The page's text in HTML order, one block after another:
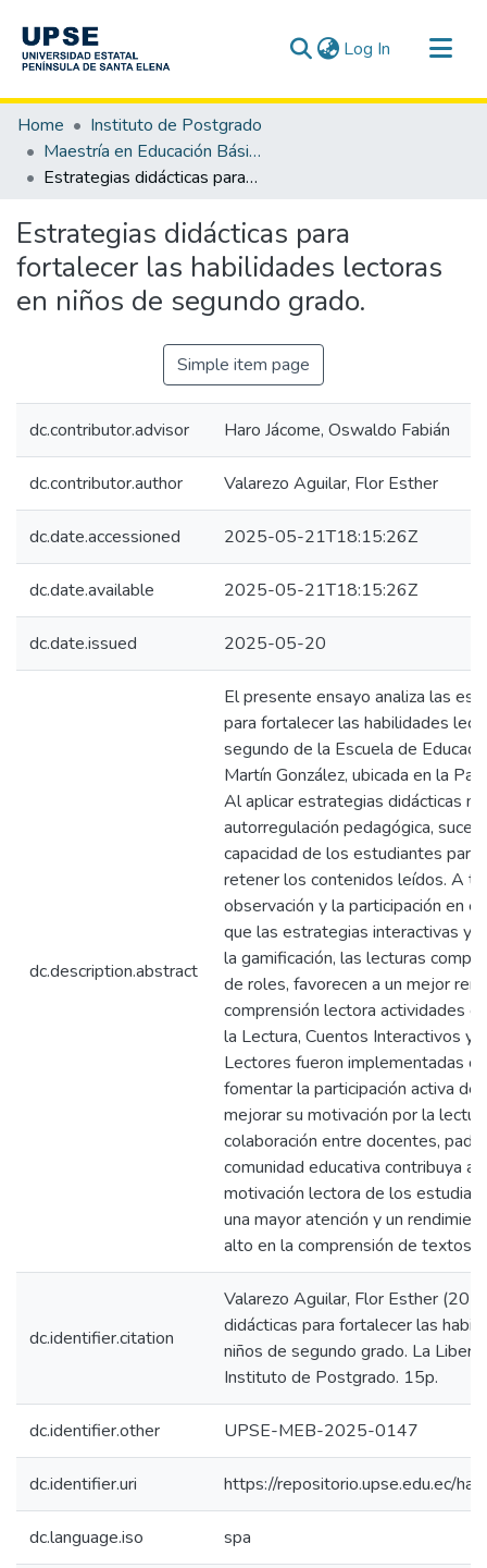
Log In (current)
Communities & Collections
All of DSpace
Statistics
Home
Instituto de Postgrado
Maestría en Educación Básica
Estrategias didácticas para fortalecer las habilidades lectoras en niños de segundo grado.
Estrategias didácticas para
fortalecer las habilidades lectoras
en niños de segundo grado.
Simple item page
dc.contributor.advisor Haro Jácome, Oswaldo Fabián
dc.contributor.author Valarezo Aguilar, Flor Esther
dc.date.accessioned 2025-05-21T18:15:26Z
dc.date.available 2025-05-21T18:15:26Z
dc.date.issued 2025-05-20
dc.description.abstract
El presente ensayo analiza las
para fortalecer las habilidades
segundo de la Escuela de
Martín González, ubicada en la
Al aplicar estrategias didácticas
autorregulación pedagógica,
capacidad de los estudiantes para
retener los contenidos leídos. A
observación y la participación en
que las estrategias interactivas y
la gamificación, las lecturas
de roles, favorecen a un mejor
comprensión lectora actividades
la Lectura, Cuentos Interactivos y
Lectores fueron implementadas
fomentar la participación activa
mejorar su motivación por la
colaboración entre docentes,
comunidad educativa contribuya a
motivación lectora de los
una mayor atención y un
alto en la comprensión de textos
dc.identifier.citation
Valarezo Aguilar, Flor Esther
didácticas para fortalecer las
niños de segundo grado. La
Instituto de Postgrado. 15p.
dc.identifier.other UPSE-MEB-2025-0147
dc.identifier.uri https://repositorio.upse.edu.ec/
dc.language.iso spa